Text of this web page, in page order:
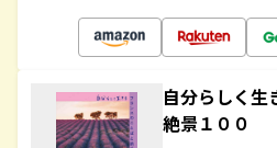
自分らしく生
絶景１００